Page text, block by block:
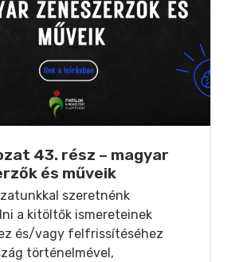
43. rész – magyar
és műveik
szeretnénk
a kitöltők ismereteinek
és/vagy felfrissítéséhez
történelmével,